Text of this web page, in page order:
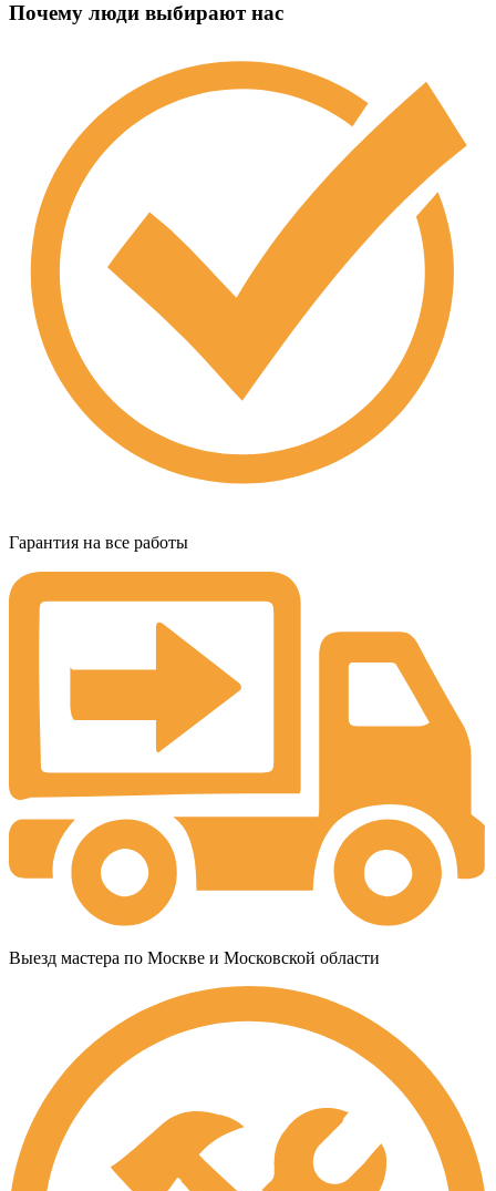
Почему люди выбирают нас
Гарантия на все работы
Выезд мастера по Москве и Московской области